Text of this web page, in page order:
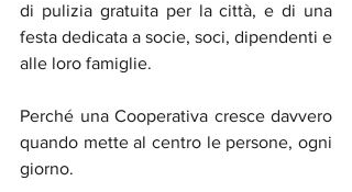
di pulizia gratuita per la città, e di una
festa dedicata a socie, soci, dipendenti e
alle loro famiglie.
Perché una Cooperativa cresce davvero
quando mette al centro le persone, ogni
giorno.